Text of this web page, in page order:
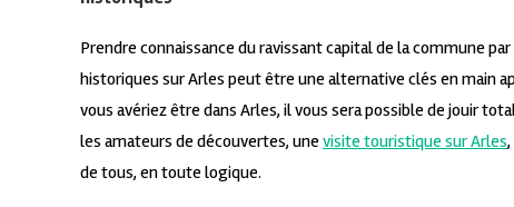
Prendre connaissance du ravissant capital de la commune
historiques sur Arles peut être une alternative clés en main
vous avériez être dans Arles, il vous sera possible de jouir
les amateurs de découvertes, une visite touristique sur Arles
de tous, en toute logique.